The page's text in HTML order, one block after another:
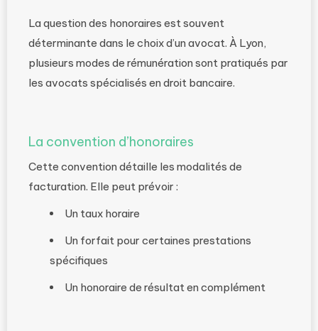
La question des honoraires est souvent
déterminante dans le choix d’un avocat. À Lyon,
plusieurs modes de rémunération sont pratiqués par
les avocats spécialisés en droit bancaire.
La convention d’honoraires
Cette convention détaille les modalités de
facturation. Elle peut prévoir :
Un taux horaire
Un forfait pour certaines prestations
spécifiques
Un honoraire de résultat en complément